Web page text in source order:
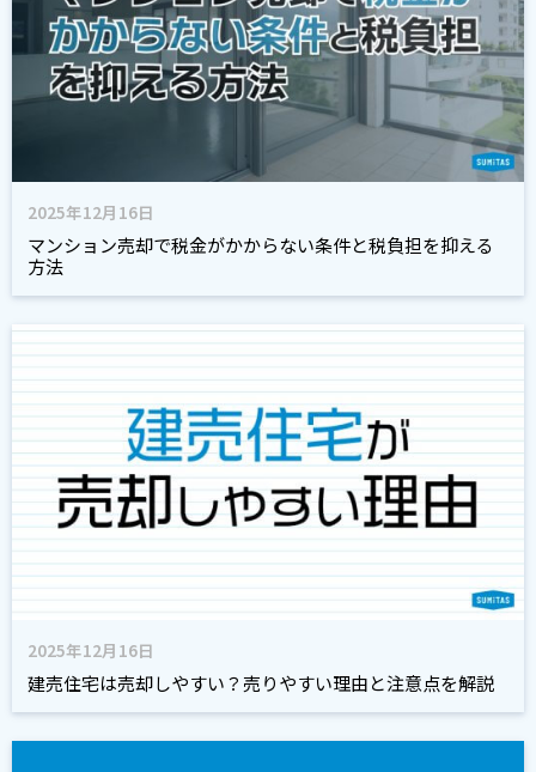
2025年12月16日
マンション売却で税金がかからない条件と税負担を抑える
方法
2025年12月16日
建売住宅は売却しやすい？売りやすい理由と注意点を解説